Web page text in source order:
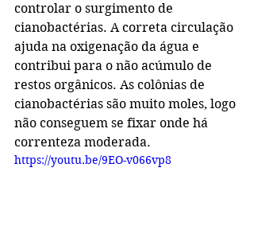
controlar o surgimento de
cianobactérias. A correta circulação
ajuda na oxigenação da água e
contribui para o não acúmulo de
restos orgânicos. As colônias de
cianobactérias são muito moles, logo
não conseguem se fixar onde há
correnteza moderada.
https://youtu.be/9EO-v066vp8